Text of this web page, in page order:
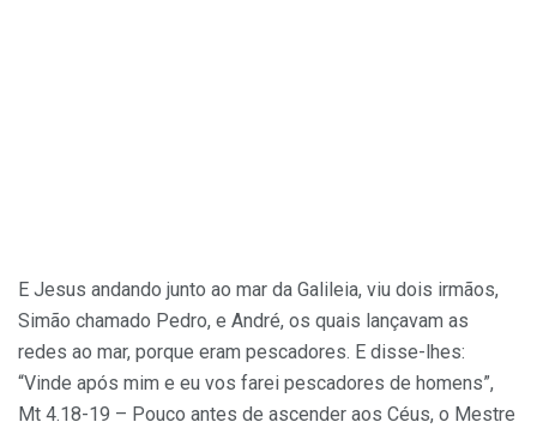
E Jesus andando junto ao mar da Galileia, viu dois irmãos,
Simão chamado Pedro, e André, os quais lançavam as
redes ao mar, porque eram pescadores. E disse-lhes:
“Vinde após mim e eu vos farei pescadores de homens”,
Mt 4.18-19 – Pouco antes de ascender aos Céus, o Mestre